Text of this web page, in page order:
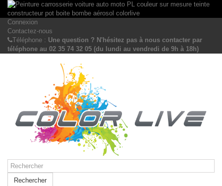
Connexion
Contactez-nous
Téléphone : Une question ? N'hésitez pas à nous contacter par
téléphone au 02 35 74 32 05 (du lundi au vendredi de 9h à 18h)
Rechercher